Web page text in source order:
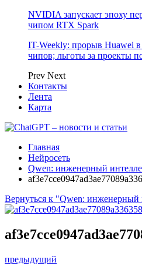
NVIDIA запускает эпоху
чипом RTX Spark
IT-Weekly: прорыв Huawei в
чипов; льготы за проекты
Prev Next
Контакты
Лента
Карта
Главная
Нейросеть
Qwen: инженерный
Вернуться к "Qwen: инженерный
предыдущий